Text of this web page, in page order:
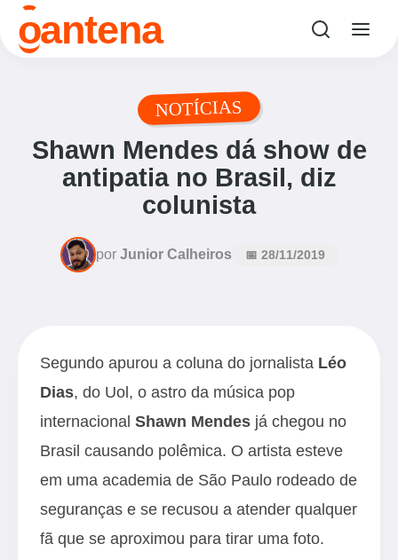
oantena
NOTÍCIAS
Shawn Mendes dá show de
antipatia no Brasil, diz
colunista
por Junior Calheiros 📅 28/11/2019
Segundo apurou a coluna do jornalista Léo
Dias, do Uol, o astro da música pop
internacional Shawn Mendes já chegou no
Brasil causando polêmica. O artista esteve
em uma academia de São Paulo rodeado de
seguranças e se recusou a atender qualquer
fã que se aproximou para tirar uma foto.